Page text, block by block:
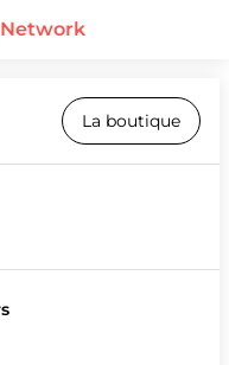
La boutique